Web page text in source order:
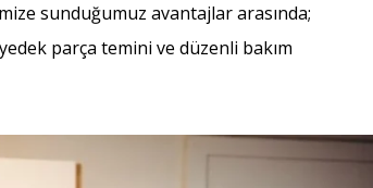
sunduğumuz avantajlar arasında;
parça temini ve düzenli bakım